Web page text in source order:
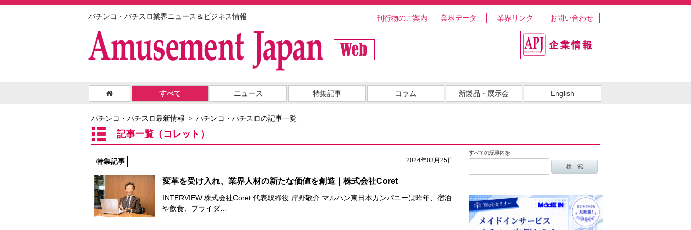
パチンコ・パチスロ業界ニュース＆ビジネス情報 刊行物のご案内 業界データ 業界リンク お問い合わせ
すべて ニュース 特集記事 コラム 新製品・展示会 English
パチンコ・パチスロ最新情報 パチンコ・パチスロの記事一覧
記事一覧（コレット）
すべての記事内を
2024年03月25日
特集記事
変革を受け入れ、業界人材の新たな価値を創造｜株式会社Coret
INTERVIEW 株式会社Coret 代表取締役 岸野敬介 マルハン東日本カンパニーは昨年、宿泊
や飲食、ブライダ…